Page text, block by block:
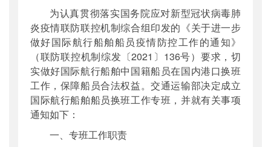
为认真贯彻落实国务院应对新型冠状病毒肺
炎疫情联防联控机制综合组印发的《关于进一步
做好国际航行船舶船员疫情防控工作的通知》
（联防联控机制综发〔2021〕136号）要求，切
实做好国际航行船舶中国籍船员在国内港口换班
工作，保障船员合法权益。交通运输部决定成立
国际航行船舶船员换班工作专班，并就有关事项
通知如下：
一、专班工作职责